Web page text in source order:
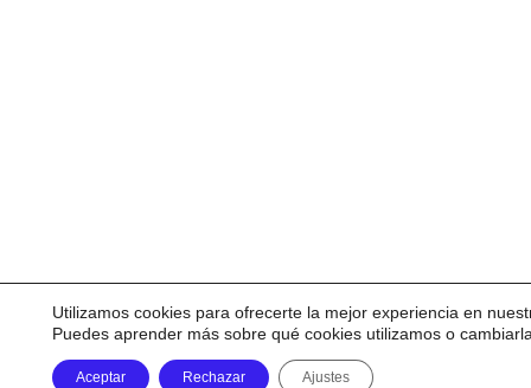
Utilizamos cookies para ofrecerte la mejor experiencia en
Puedes aprender más sobre qué cookies utilizamos o
Aceptar Rechazar Ajustes